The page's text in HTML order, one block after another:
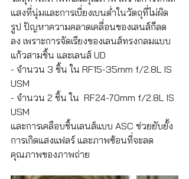
แสงที่นุ่มและการเบี่ยงเบนต่ำในวัตถุที่ไม่ผิด
รูป ปัญหาความคลาดเคลื่อนของเลนส์ก็ลด
ลง เพราะการจัดเรียงของเลนส์ทรงกลมแบบ
แก้วสามชิ้น และเลนส์ UD
- จำนวน 3 ชิ้น ใน RF15-35mm f/2.8L IS
USM
- จำนวน 2 ชิ้น ใน  RF24-70mm f/2.8L IS
USM
และการเคลือบชิ้นเลนส์แบบ ASC ช่วยยับยั้ง
การเกิดแสงแฟลร์ และภาพซ้อนที่จะลด
คุณภาพของภาพถ่าย